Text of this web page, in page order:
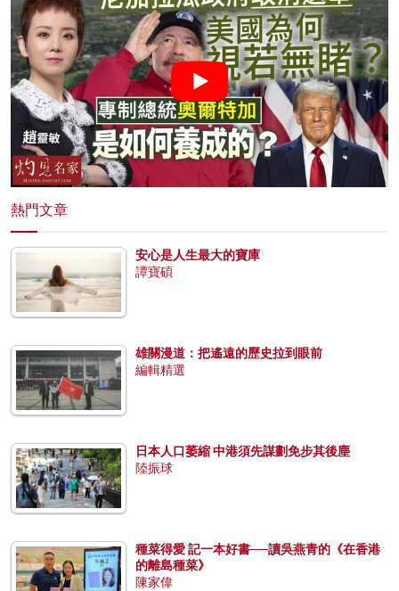
熱門文章
安心是人生最大的寶庫
譚寶碩
雄關漫道：把遙遠的歷史拉到眼前
編輯精選
日本人口萎縮 中港須先謀劃免步其後塵
陸振球
種菜得愛 記一本好書──讀吳燕青的《在香港
的離島種菜》
陳家偉